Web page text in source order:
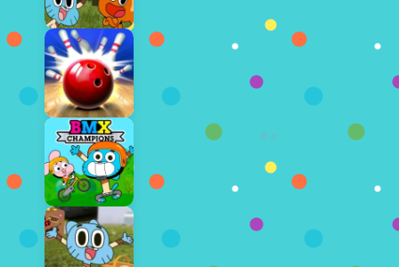
⭐ 100% (1 투표수)
지금 플레이
광고